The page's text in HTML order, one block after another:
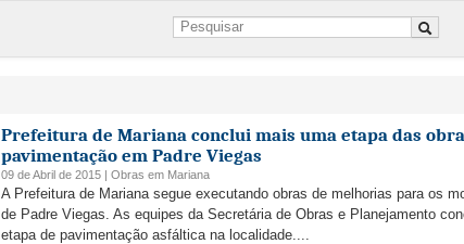
Prefeitura de Mariana conclui mais uma etapa das
pavimentação em Padre Viegas
09 de Abril de 2015 | Obras em Mariana
A Prefeitura de Mariana segue executando obras de melhorias para os
de Padre Viegas. As equipes da Secretária de Obras e Planejamento
etapa de pavimentação asfáltica na localidade....